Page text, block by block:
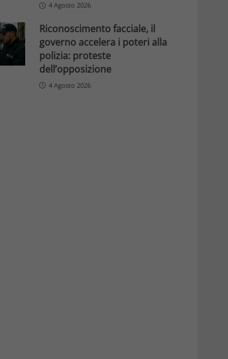
4 Agosto 2026
Riconoscimento facciale, il
governo accelera i poteri alla
polizia: proteste
dell’opposizione
4 Agosto 2026